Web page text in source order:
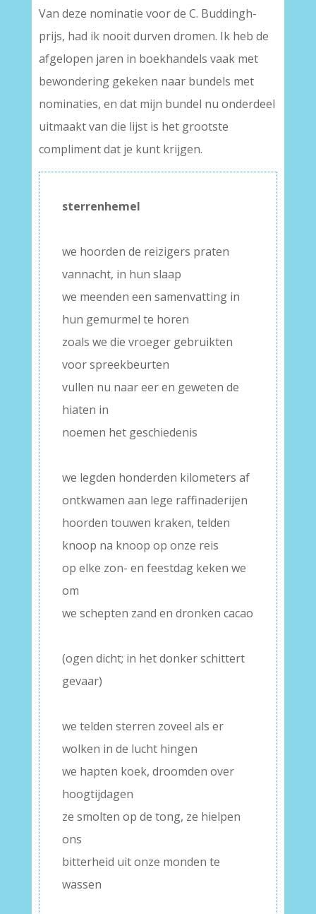
Van deze nominatie voor de C. Buddingh-
prijs, had ik nooit durven dromen. Ik heb de
afgelopen jaren in boekhandels vaak met
bewondering gekeken naar bundels met
nominaties, en dat mijn bundel nu onderdeel
uitmaakt van die lijst is het grootste
compliment dat je kunt krijgen.
sterrenhemel
we hoorden de reizigers praten
vannacht, in hun slaap
we meenden een samenvatting in
hun gemurmel te horen
zoals we die vroeger gebruikten
voor spreekbeurten
vullen nu naar eer en geweten de
hiaten in
noemen het geschiedenis
we legden honderden kilometers af
ontkwamen aan lege raffinaderijen
hoorden touwen kraken, telden
knoop na knoop op onze reis
op elke zon- en feestdag keken we
om
we schepten zand en dronken cacao
(ogen dicht; in het donker schittert
gevaar)
we telden sterren zoveel als er
wolken in de lucht hingen
we hapten koek, droomden over
hoogtijdagen
ze smolten op de tong, ze hielpen
ons
bitterheid uit onze monden te
wassen